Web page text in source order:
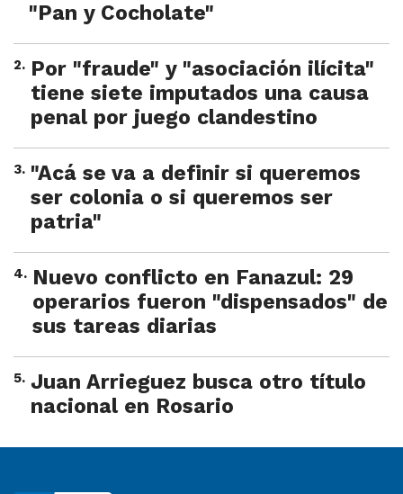
"Pan y Cocholate"
2. Por "fraude" y "asociación ilícita"
tiene siete imputados una causa
penal por juego clandestino
3. "Acá se va a definir si queremos
ser colonia o si queremos ser
patria"
4. Nuevo conflicto en Fanazul: 29
operarios fueron "dispensados" de
sus tareas diarias
5. Juan Arrieguez busca otro título
nacional en Rosario